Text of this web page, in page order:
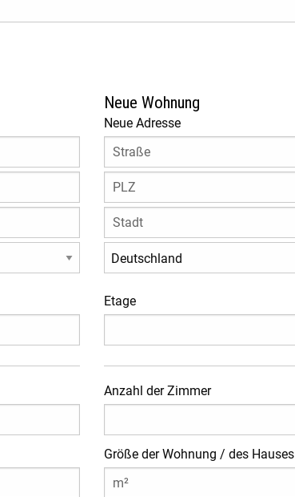
Neue Wohnung
Neue Adresse
Etage
Anzahl der Zimmer
Größe der Wohnung / des Hauses